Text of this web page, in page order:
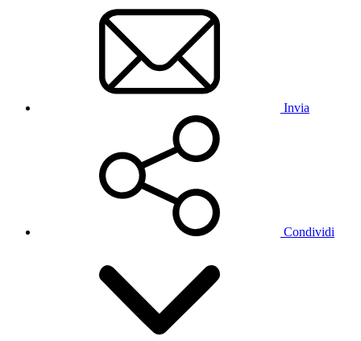
Invia
Condividi